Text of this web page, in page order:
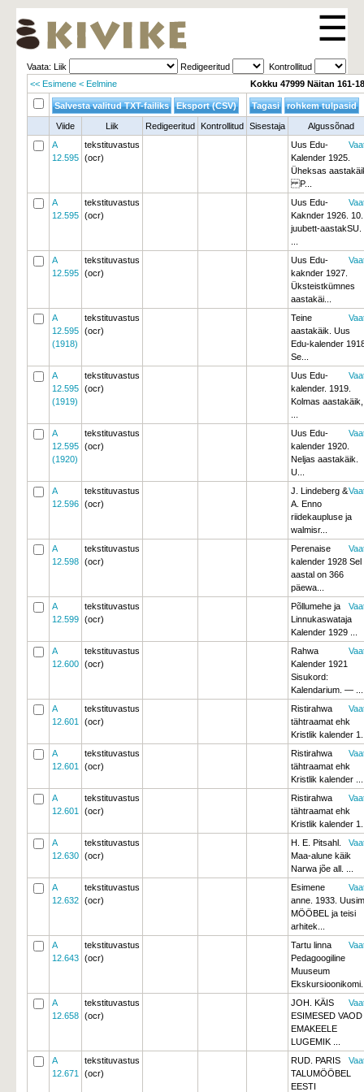
☰
Vaata: Liik Redigeeritud
Kontrollitud
<< Esimene < Eelmine Kokku 47999 Näitan 161-
Viide Liik Redigeeritud Kontrollitud Sisestaja
Algussõnad
A
12.595
tekstituvastus
(ocr)
Uus Edu-
Kalender 1925.
Üheksas
P...
A
12.595
tekstituvastus
(ocr)
Uus Edu-
Kaknder 1926. 10.
juubett-aastakSU.
A
12.595
tekstituvastus
(ocr)
Uus Edu-
kaknder 1927.
Üksteistkümnes
aastakäi...
A
12.595
(1918)
tekstituvastus
(ocr)
Teine
aastakäik. Uus
Edu-kalender
Se...
A
12.595
(1919)
tekstituvastus
(ocr)
Uus Edu-
kalender. 1919.
Kolmas aastakäik,
A
12.595
(1920)
tekstituvastus
(ocr)
Uus Edu-
kalender 1920.
Neljas aastakäik.
U...
A
12.596
tekstituvastus
(ocr)
J. Lindeberg &
A. Enno
riidekaupluse ja
walmisr...
A
12.598
tekstituvastus
(ocr)
Perenaise
kalender 1928 Sel
aastal on 366
päewa...
A
12.599
tekstituvastus
(ocr)
Põllumehe ja
Linnukaswataja
Kalender 1929 ...
A
12.600
tekstituvastus
(ocr)
Rahwa
Kalender 1921
Sisukord:
Kalendarium. — ...
A
12.601
tekstituvastus
(ocr)
Ristirahwa
tähtraamat ehk
Kristlik kalender
A
12.601
tekstituvastus
(ocr)
Ristirahwa
tähtraamat ehk
Kristlik kalender ...
A
12.601
tekstituvastus
(ocr)
Ristirahwa
tähtraamat ehk
Kristlik kalender
A
12.630
tekstituvastus
(ocr)
H. E. Pitsahl.
Maa-alune käik
Narwa jõe all. ...
A
12.632
tekstituvastus
(ocr)
Esimene
anne. 1933. Uusim
MÖÖBEL ja teisi
arhitek...
A
12.643
tekstituvastus
(ocr)
Tartu linna
Pedagoogiline
Muuseum
A
12.658
tekstituvastus
(ocr)
JOH. KÄIS
ESIMESED VAOD
EMAKEELE
LUGEMIK ...
A
12.671
tekstituvastus
(ocr)
RUD. PARIS
TALUMÖÖBEL
EESTI